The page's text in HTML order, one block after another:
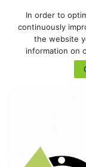
In order to
continuously
the website
information on